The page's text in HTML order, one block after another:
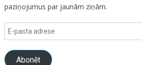
paziņojumus par jaunām ziņām.
E-
pasta
adrese
Abonēt